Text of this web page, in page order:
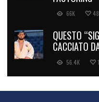
66K 48
QUESTO
CACCIATO
56.4K